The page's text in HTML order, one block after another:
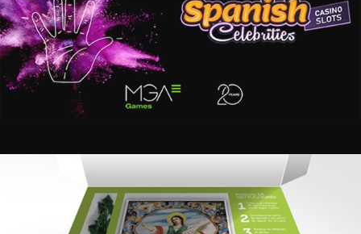
MGA Games – Give me five
Estratègia de marketing i branding